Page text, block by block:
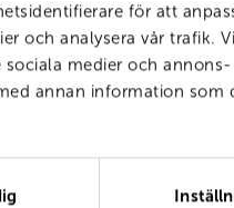
för att
och analysera vår trafik.
medier och
annan information som
1 %
vår ordinarie ränta